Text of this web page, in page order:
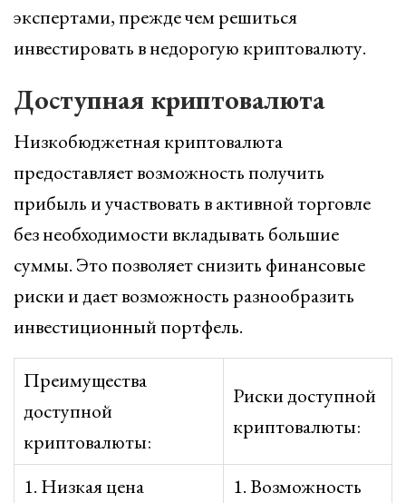
экспертами, прежде чем решиться
инвестировать в недорогую криптовалюту.
Доступная криптовалюта
Низкобюджетная криптовалюта
предоставляет возможность получить
прибыль и участвовать в активной торговле
без необходимости вкладывать большие
суммы. Это позволяет снизить финансовые
риски и дает возможность разнообразить
инвестиционный портфель.
Преимущества
доступной
криптовалюты:
Риски доступной
криптовалюты:
1. Низкая цена
1. Возможность